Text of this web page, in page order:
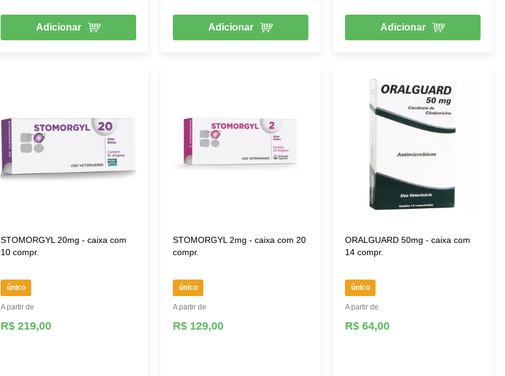
Adicionar Adicionar Adicionar
STOMORGYL 20mg - caixa com
10 compr.
único
A partir de
R$ 219,00
STOMORGYL 2mg - caixa com 20
compr.
único
A partir de
R$ 129,00
ORALGUARD 50mg - caixa com
14 compr.
único
A partir de
R$ 64,00